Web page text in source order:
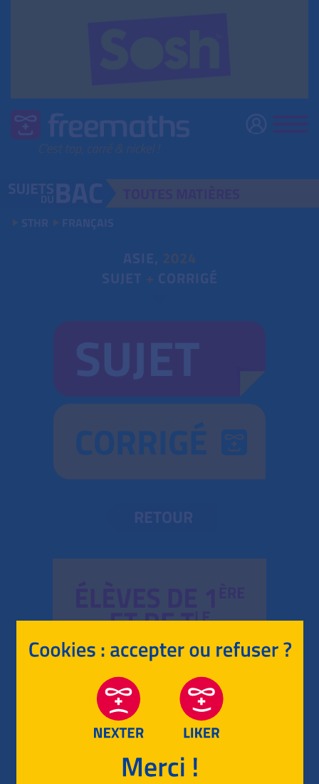
STHR FRANÇAIS
ASIE, 2024
SUJET + CORRIGÉ
CORRIGÉ
RETOUR